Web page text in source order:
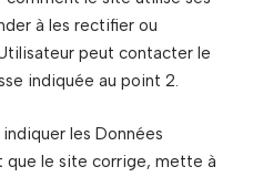
à les rectifier ou
peut contacter le
indiquée au point 2.
les Données
que le site corrige, mette à